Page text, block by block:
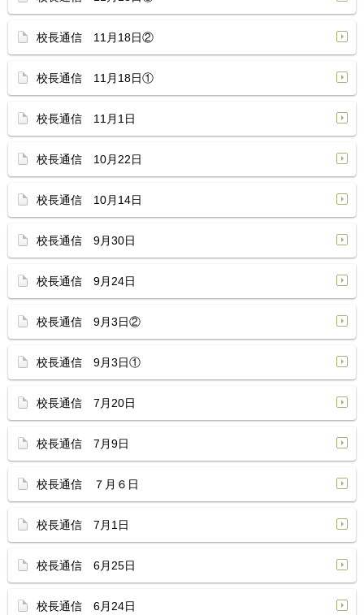
校長通信 11月18日②
校長通信 11月18日①
校長通信 11月1日
校長通信 10月22日
校長通信 10月14日
校長通信 9月30日
校長通信 9月24日
校長通信 9月3日②
校長通信 9月3日①
校長通信 7月20日
校長通信 7月9日
校長通信 ７月６日
校長通信 7月1日
校長通信 6月25日
校長通信 6月24日